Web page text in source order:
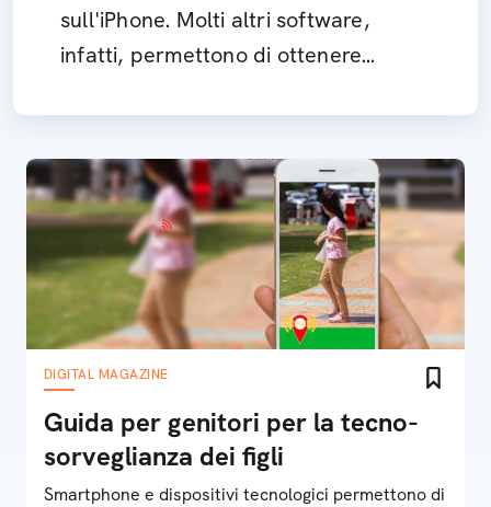
sull'iPhone. Molti altri software,
infatti, permettono di ottenere
DIGITAL MAGAZINE
Guida per genitori per la tecno-
sorveglianza dei figli
Smartphone e dispositivi tecnologici permettono di